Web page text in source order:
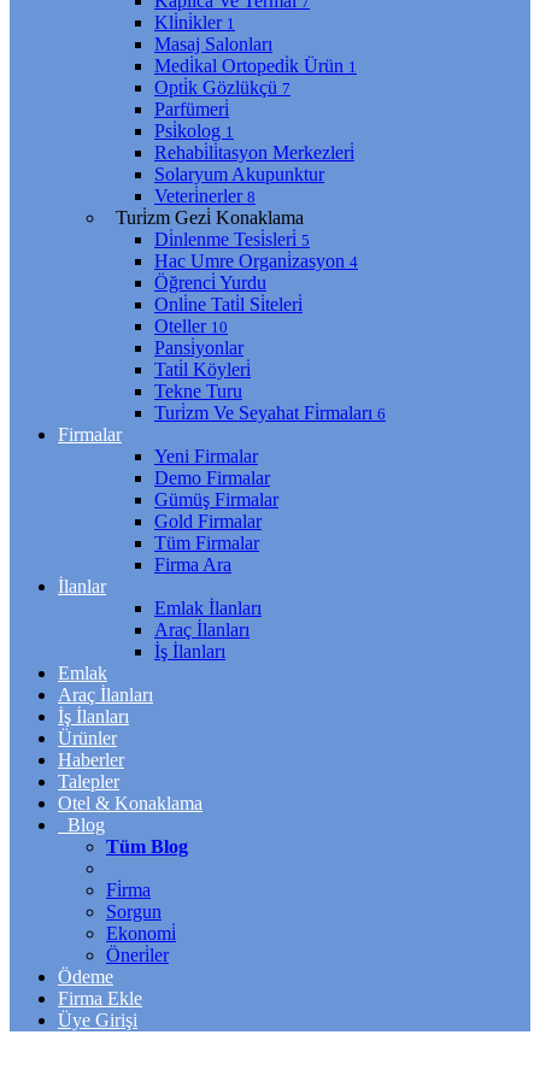
Kli̇ni̇kler 1
Masaj Salonları
Medi̇kal Ortopedi̇k Ürün 1
Opti̇k Gözlükçü 7
Parfümeri̇
Psi̇kolog 1
Rehabi̇li̇tasyon Merkezleri̇
Solaryum Akupunktur
Veteri̇nerler 8
Turi̇zm Gezi̇ Konaklama
Di̇nlenme Tesi̇sleri̇ 5
Hac Umre Organi̇zasyon 4
Öğrenci̇ Yurdu
Onli̇ne Tati̇l Si̇teleri̇
Oteller 10
Pansi̇yonlar
Tati̇l Köyleri̇
Tekne Turu
Turi̇zm Ve Seyahat Fi̇rmaları 6
Firmalar
Yeni Firmalar
Demo Firmalar
Gümüş Firmalar
Gold Firmalar
Tüm Firmalar
Firma Ara
İlanlar
Emlak İlanları
Araç İlanları
İş İlanları
Emlak
Araç İlanları
İş İlanları
Ürünler
Haberler
Talepler
Otel & Konaklama
Blog
Tüm Blog
Fi̇rma
Sorgun
Ekonomi̇
Öneri̇ler
Ödeme
Firma Ekle
Üye Girişi